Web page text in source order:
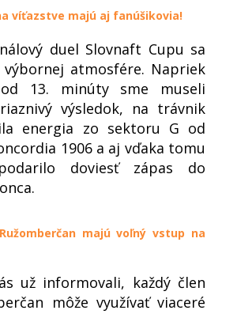
víťazstve majú aj fanúšikovia!
duel Slovnaft Cupu sa
atmosfére. Napriek
13. minúty sme museli
výsledok, na trávnik
energia zo sektoru G od
1906 a aj vďaka tomu
doviesť zápas do
majú voľný vstup na
už informovali, každý člen
môže využívať viaceré